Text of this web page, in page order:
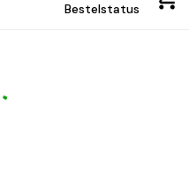
Bestelstatus